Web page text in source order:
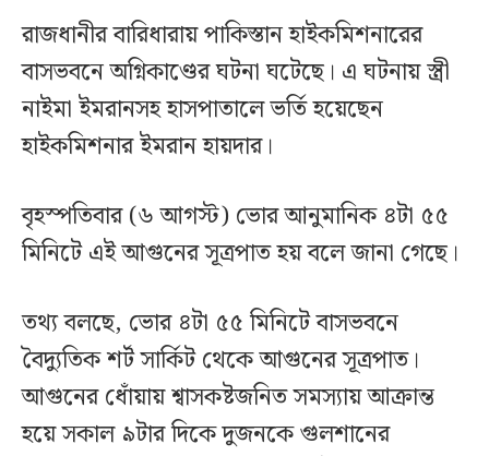
রাজধানীর বারিধারায় পাকিস্তান হাইকমিশনারের
বাসভবনে অগ্নিকাণ্ডের ঘটনা ঘটেছে। এ ঘটনায় স্ত্রী
নাইমা ইমরানসহ হাসপাতালে ভর্তি হয়েছেন
হাইকমিশনার ইমরান হায়দার।
বৃহস্পতিবার (৬ আগস্ট) ভোর আনুমানিক ৪টা ৫৫
মিনিটে এই আগুনের সূত্রপাত হয় বলে জানা গেছে।
তথ্য বলছে, ভোর ৪টা ৫৫ মিনিটে বাসভবনে
বৈদ্যুতিক শর্ট সার্কিট থেকে আগুনের সূত্রপাত।
আগুনের ধোঁয়ায় শ্বাসকষ্টজনিত সমস্যায় আক্রান্ত
হয়ে সকাল ৯টার দিকে দুজনকে গুলশানের